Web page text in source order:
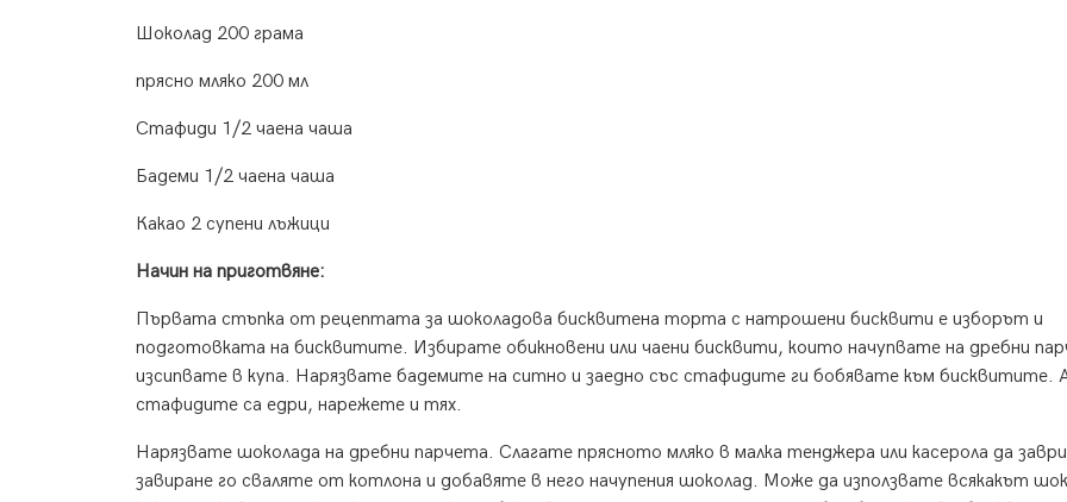
Шоколад 200 грама
прясно мляко 200 мл
Стафиди 1/2 чаена чаша
Бадеми 1/2 чаена чаша
Какао 2 супени лъжици
Начин на приготвяне:
Първата стъпка от рецептата за шоколадова бисквитена торта с натрошени бисквити е изборът и
подготовката на бисквитите. Избирате обикновени или чаени бисквити, които начупвате на дребни
изсипвате в купа. Нарязвате бадемите на ситно и заедно със стафидите ги бобявате към бисквитите.
стафидите са едри, нарежете и тях.
Нарязвате шоколада на дребни парчета. Слагате прясното мляко в малка тенджера или касерола да
завиране го сваляте от котлона и добавяте в него начупения шоколад. Може да използвате всякакът